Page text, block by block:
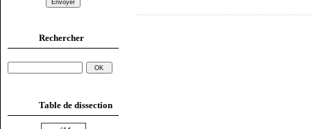
Rechercher
Table de dissection